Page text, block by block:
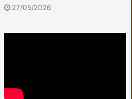
27/05/2026